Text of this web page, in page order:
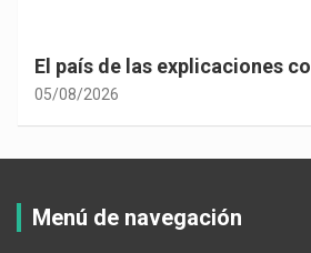
El país de las explicaciones
05/08/2026
Menú de navegación